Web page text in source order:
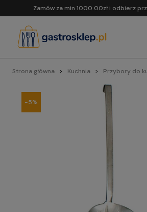
Zamów za min 1000.00zł i odbierz
Strona główna Kuchnia Przybory do
-5%